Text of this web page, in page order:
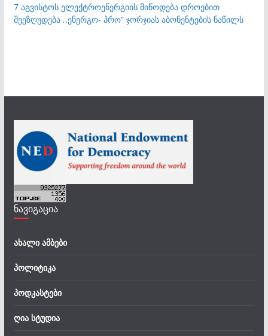
7 აგვისტოს ელექტროენერგიის მიწოდება დროებით
შეეზღუდება ,,ენერგო- პრო” ჯორჯიას აბონენტების ნაწილს
ნავიგაცია
ახალი ამბები
პოლიტიკა
პოდკასტები
ღია სტუდია